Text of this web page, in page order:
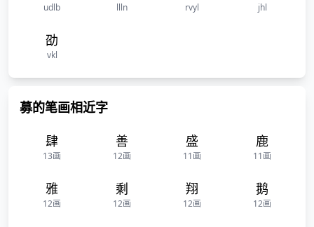
udlb llln rvyl jhl
劭
vkl
募的笔画相近字
肆
13画
善
12画
盛
11画
鹿
11画
雅
12画
剩
12画
翔
12画
鹅
12画